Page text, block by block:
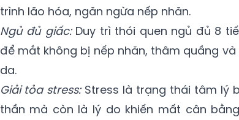
trình lão hóa, ngăn ngừa nếp nhăn.
Ngủ đủ giấc:Duy trì thói quen ngủ đủ 8
để mắt không bị nếp nhăn, thâm quầng
da.
Giải tỏa stress: Stress là trạng thái tâm lý
thần mà còn là lý do khiến mất cân